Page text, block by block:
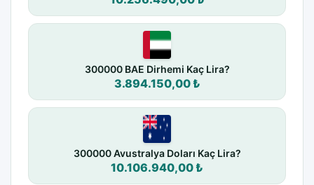
300000 BAE Dirhemi Kaç Lira?
3.894.150,00 ₺
300000 Avustralya Doları Kaç Lira?
10.106.940,00 ₺